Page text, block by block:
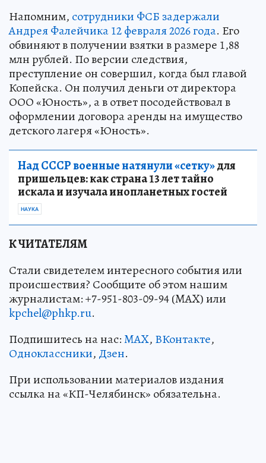
Напомним, сотрудники ФСБ задержали
Андрея Фалейчика 12 февраля 2026 года. Его
обвиняют в получении взятки в размере 1,88
млн рублей. По версии следствия,
преступление он совершил, когда был главой
Копейска. Он получил деньги от директора
ООО «Юность», а в ответ посодействовал в
оформлении договора аренды на имущество
детского лагеря «Юность».
Над СССР военные натянули «сетку»для
пришельцев: как страна 13 лет тайно
искала и изучала инопланетных гостей
НАУКА
К ЧИТАТЕЛЯМ
Стали свидетелем интересного события или
происшествия? Сообщите об этом нашим
журналистам: +7-951-803-09-94 (MAX) или
kpchel@phkp.ru.
Подпишитесь на нас:MAX, ВКонтакте,
Одноклассники, Дзен.
При использовании материалов издания
ссылка на «КП-Челябинск» обязательна.